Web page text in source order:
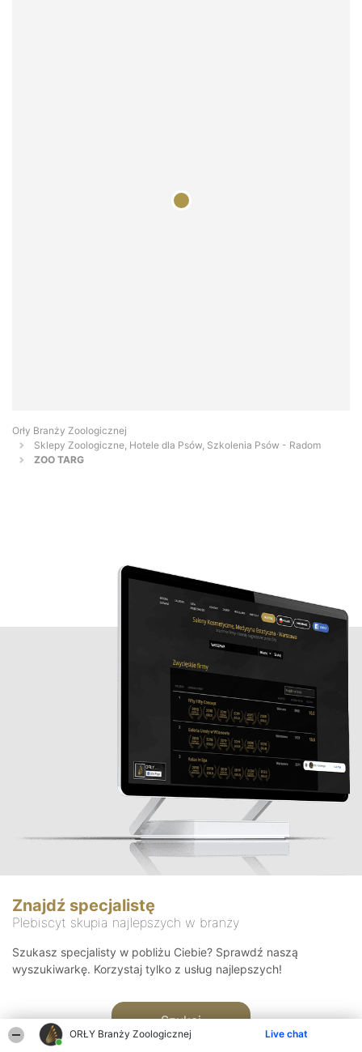
ORŁY Branży Zoologicznej Live chat
Orły Branży Zoologicznej
Sklepy Zoologiczne, Hotele dla Psów, Szkolenia Psów - Radom
ZOO TARG
Znajdź specjalistę
Plebiscyt skupia najlepszych w branży
Szukasz specjalisty w pobliżu Ciebie? Sprawdź naszą
wyszukiwarkę. Korzystaj tylko z usług najlepszych!
Szukaj